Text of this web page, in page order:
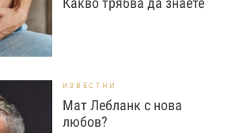
ИЗВЕСТНИ
Мат Лебланк с нова
любов?